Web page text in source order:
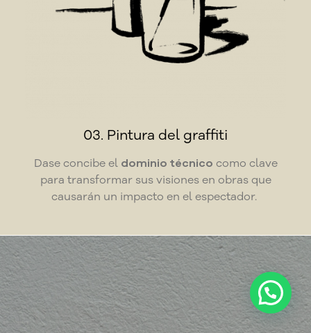
03. Pintura del graffiti
Dase concibe el dominio técnico como clave
para transformar sus visiones en obras que
causarán un impacto en el espectador.